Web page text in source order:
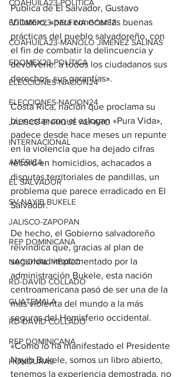
COAHUILA23-POLÍTICA
EDOMEX23-DELFINA GÓMEZ
COAHUILA23-MANOLO JIMÉNEZ SALINAS
EDOMEX23-POLÍTICA
ELECCIONES-NACION24
ELECCIONES-NACION24
JALISCO-ENRIQUE ALFARO
INTERNACIONAL
AMÉRICA
EL SALVADOR
SV-NAYIB BUKELE
JALISCO-ZAPOPAN
REP DOMINICANA
NACIONAL MÉXICO
RD-DAVID COLLADO
GUATEMALA
RD-DAVID COLLADO
REP DOMINICANA
HONDURAS
Pública de El Salvador, Gustavo
Villatoro, «para conocer las buenas
prácticas del pueblo salvadoreño, con
el fin de combatir la delincuencia y
devolverle. a todos los ciudadanos sus
derechos, sus garantías».
Costa Rica, nación que proclama su
bienestar con el eslogan «Pura Vida»,
padece desde hace meses un repunte
en la violencia que ha dejado cifras
récord en homicidios, achacados a
disputas territoriales de pandillas, un
problema que parece erradicado en El
Salvador.
De hecho, el Gobierno salvadoreño
reivindica que, gracias al plan de
seguridad implementado por la
administración Bukele, esta nación
centroamericana pasó de ser una de la
más violenta del mundo a la más
seguras del Hemisferio occidental.
«Como lo ha manifestado el Presidente
Nayib Bukele, somos un libro abierto,
tenemos la experiencia demostrada, no